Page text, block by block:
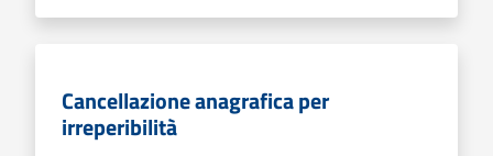
Cancellazione anagrafica per
irreperibilità